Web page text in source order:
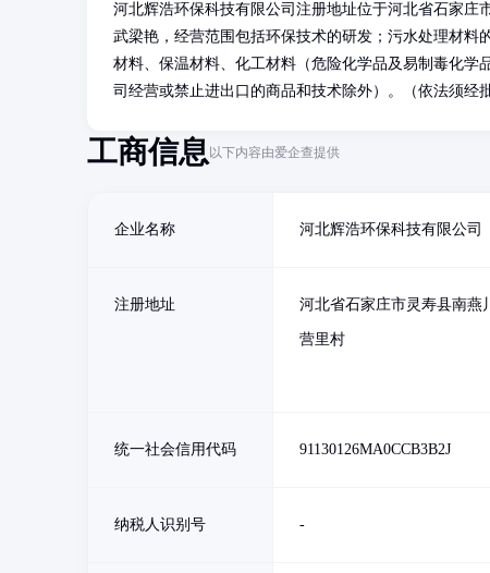
河北辉浩环保科技有限公司注册地址位于河北省石家庄
武梁艳，经营范围包括环保技术的研发；污水处理材料
材料、保温材料、化工材料（危险化学品及易制毒化
司经营或禁止进出口的商品和技术除外）。（依法须
工商信息以下内容由爱企查提供
企业名称 河北辉浩环保科技有限公司
注册地址 河北省石家庄市灵寿县南燕
营里村
统一社会信用代码 91130126MA0CCB3B2J
纳税人识别号 -